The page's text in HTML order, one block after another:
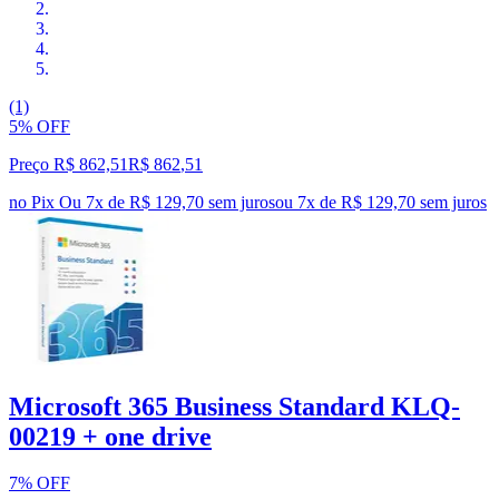
(1)
5% OFF
Preço R$ 862,51R$ 862,51
no Pix Ou 7x de R$ 129,70 sem jurosou 7x de R$ 129,70 sem juros
Microsoft 365 Business Standard KLQ-
00219 + one drive
7% OFF